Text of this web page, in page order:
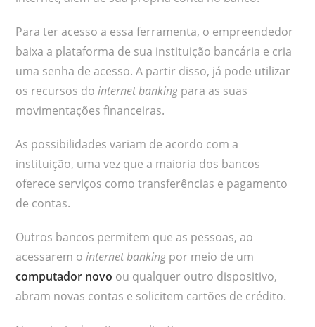
Para ter acesso a essa ferramenta, o empreendedor
baixa a plataforma de sua instituição bancária e cria
uma senha de acesso. A partir disso, já pode utilizar
os recursos dointernet bankingpara as suas
movimentações financeiras.
As possibilidades variam de acordo com a
instituição, uma vez que a maioria dos bancos
oferece serviços como transferências e pagamento
de contas.
Outros bancos permitem que as pessoas, ao
acessarem ointernet bankingpor meio de um
computador novo ou qualquer outro dispositivo,
abram novas contas e solicitem cartões de crédito.